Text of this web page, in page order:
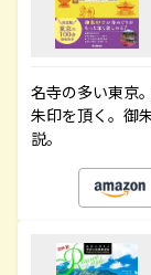
名寺の多い東京
朱印を頂く。御
説。